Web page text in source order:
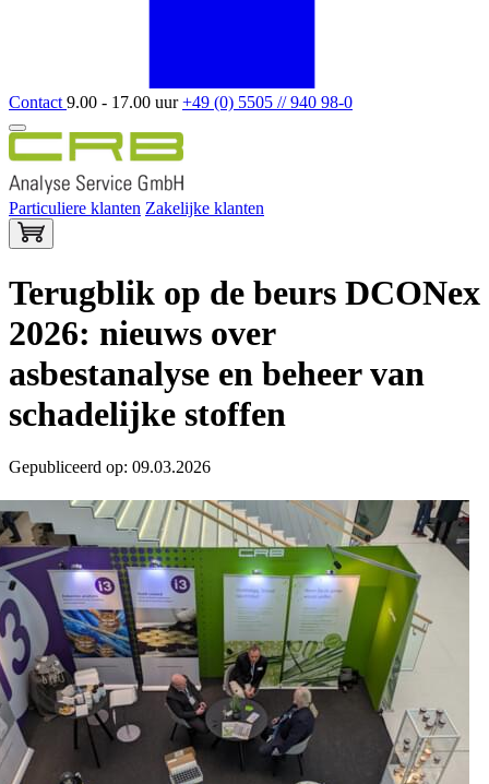
Contact 9.00 - 17.00 uur+49 (0) 5505 // 940 98-0
Particuliere klanten Zakelijke klanten
Terugblik op de beurs DCONex
2026: nieuws over
asbestanalyse en beheer van
schadelijke stoffen
Gepubliceerd op: 09.03.2026